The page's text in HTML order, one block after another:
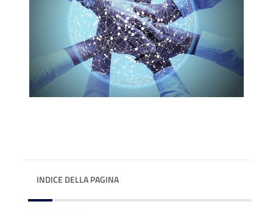
INDICE DELLA PAGINA